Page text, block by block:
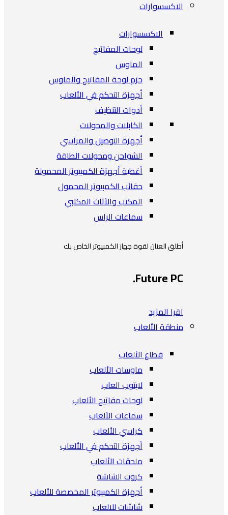
الاكسسوارات
الاكسسوارات
لوحات المفاتيح
الماوس
حزم لوحة المفاتيح والماوس
أجهزة التحكم في الألعاب
أدوات التنظيف
الكابلات والمحولات
أجهزة التوصيل والمراسي
الشواحن ومحولات الطاقة
أغطية أجهزة الكمبيوتر المحمولة
حقائب الكمبيوتر المحمول
المكتب والأثاث المكتبي
سماعات الراس
أطلق العنان لقوة جهاز الكمبيوتر الخاص بك
Future PC.
اقرا المزيد
منطقة الألعاب
قطاع الألعاب
ماوسات الألعاب
لابتوب العاب
لوحات مفاتيح الألعاب
سماعات الألعاب
كراسي الألعاب
أجهزة التحكم في الألعاب
ملحقات الألعاب
كروت الشاشة
أجهزة الكمبيوتر المخصصة للألعاب
شاشات للالعاب